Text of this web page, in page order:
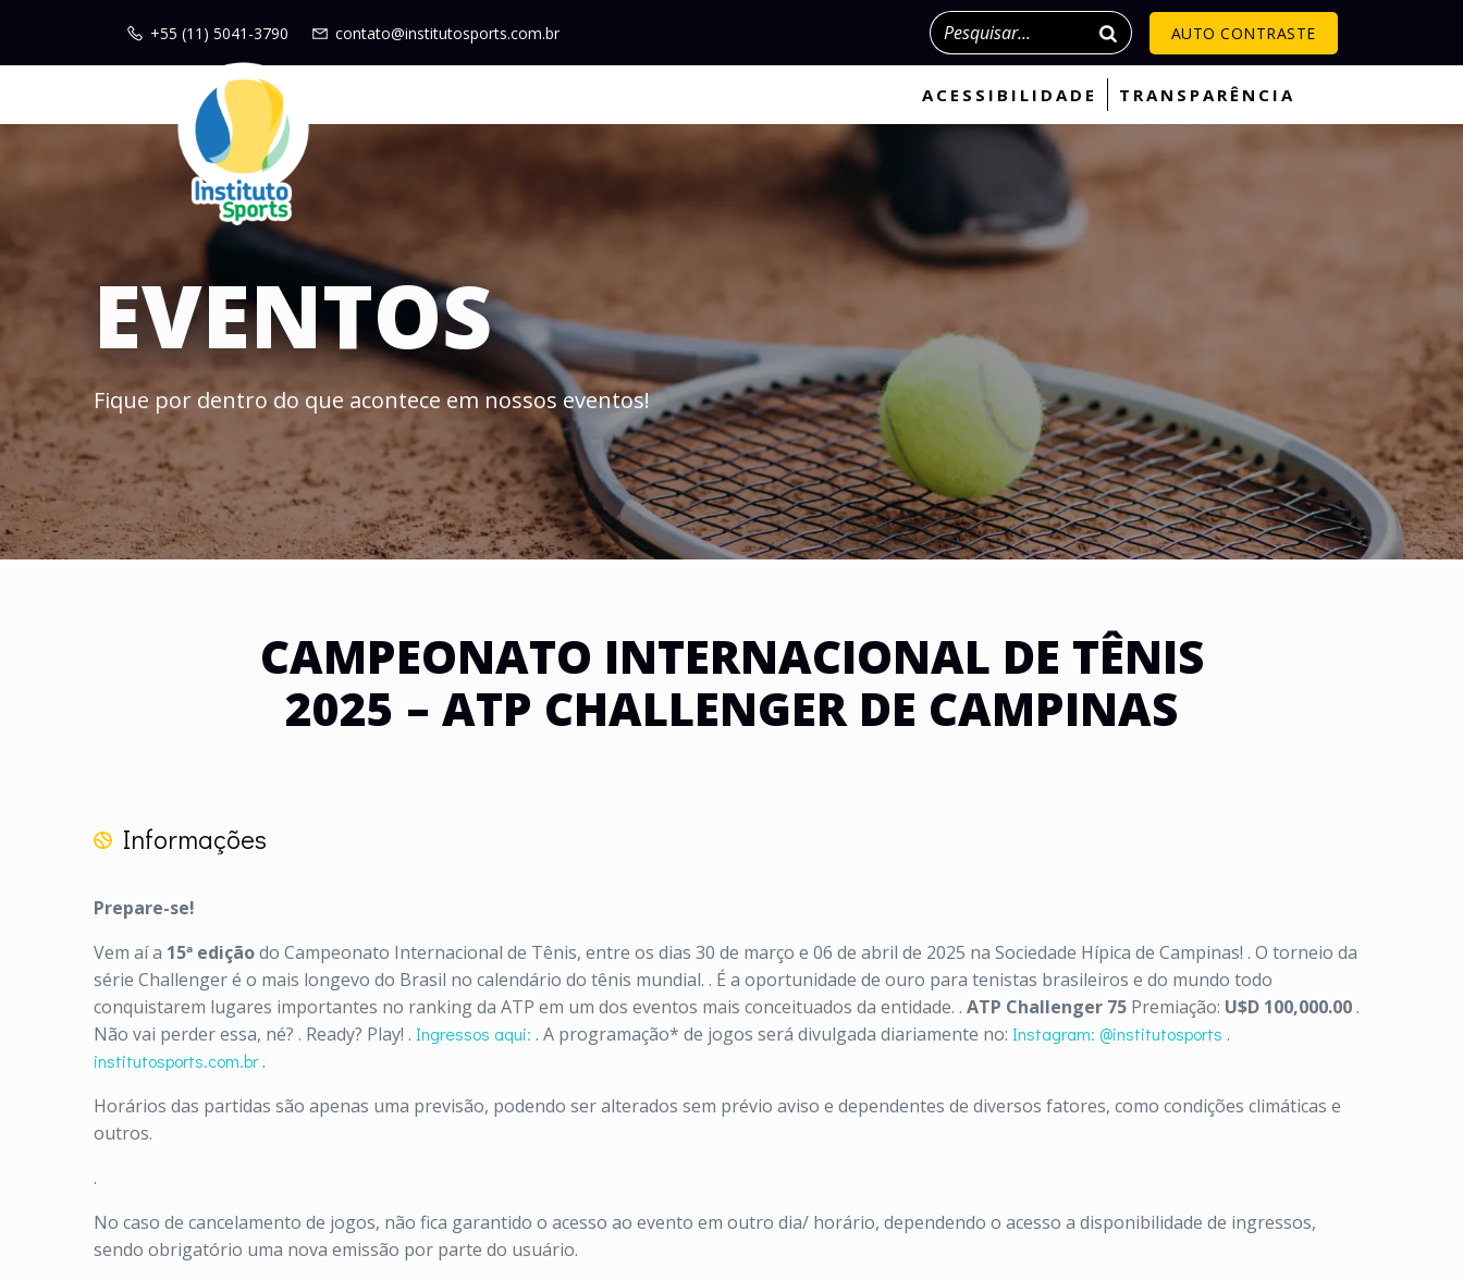
+55 (11) 5041-3790 contato@institutosports.com.br Pesquisar AUTO CONTRASTE
ACESSIBILIDADE TRANSPARÊNCIA
EVENTOS
Fique por dentro do que acontece em nossos eventos!
CAMPEONATO INTERNACIONAL DE TÊNIS
2025 – ATP CHALLENGER DE CAMPINAS
Informações
Prepare-se!
Vem aí a 15ª ediçãodo Campeonato Internacional de Tênis, entre os dias 30 de março e 06 de abril de 2025 na Sociedade Hípica de Campinas! . O torneio da
série Challenger é o mais longevo do Brasil no calendário do tênis mundial. . É a oportunidade de ouro para tenistas brasileiros e do mundo todo
conquistarem lugares importantes no ranking da ATP em um dos eventos mais conceituados da entidade. . ATP Challenger 75 Premiação: U$D 100,000.00.
Não vai perder essa, né? . Ready? Play! . Ingressos aqui: . A programação* de jogos será divulgada diariamente no: Instagram: @institutosports .
institutosports.com.br.
Horários das partidas são apenas uma previsão, podendo ser alterados sem prévio aviso e dependentes de diversos fatores, como condições climáticas e
outros.
.
No caso de cancelamento de jogos, não fica garantido o acesso ao evento em outro dia/ horário, dependendo o acesso a disponibilidade de ingressos,
sendo obrigatório uma nova emissão por parte do usuário.